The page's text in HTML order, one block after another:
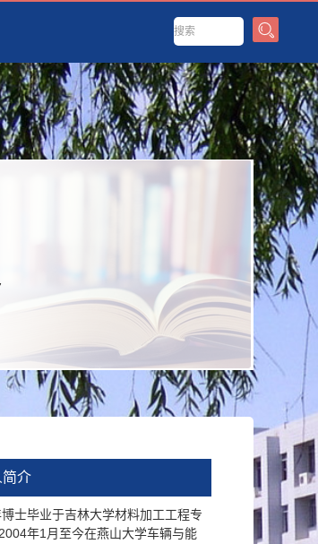
介
士毕业于吉林大学材料加工工程专
年1月至今在燕山大学车辆与能